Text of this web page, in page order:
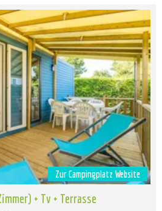
Zur Campingplatz Website
+ Tv + Terrasse